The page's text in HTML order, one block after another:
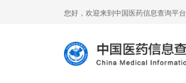
您好，欢迎来到中国医药信息查询平台